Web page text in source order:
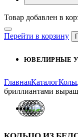
Товар добавлен в
Перейти в корзину
ЮВЕЛИРНЫЕ
ГлавнаяКаталог
бриллиантами